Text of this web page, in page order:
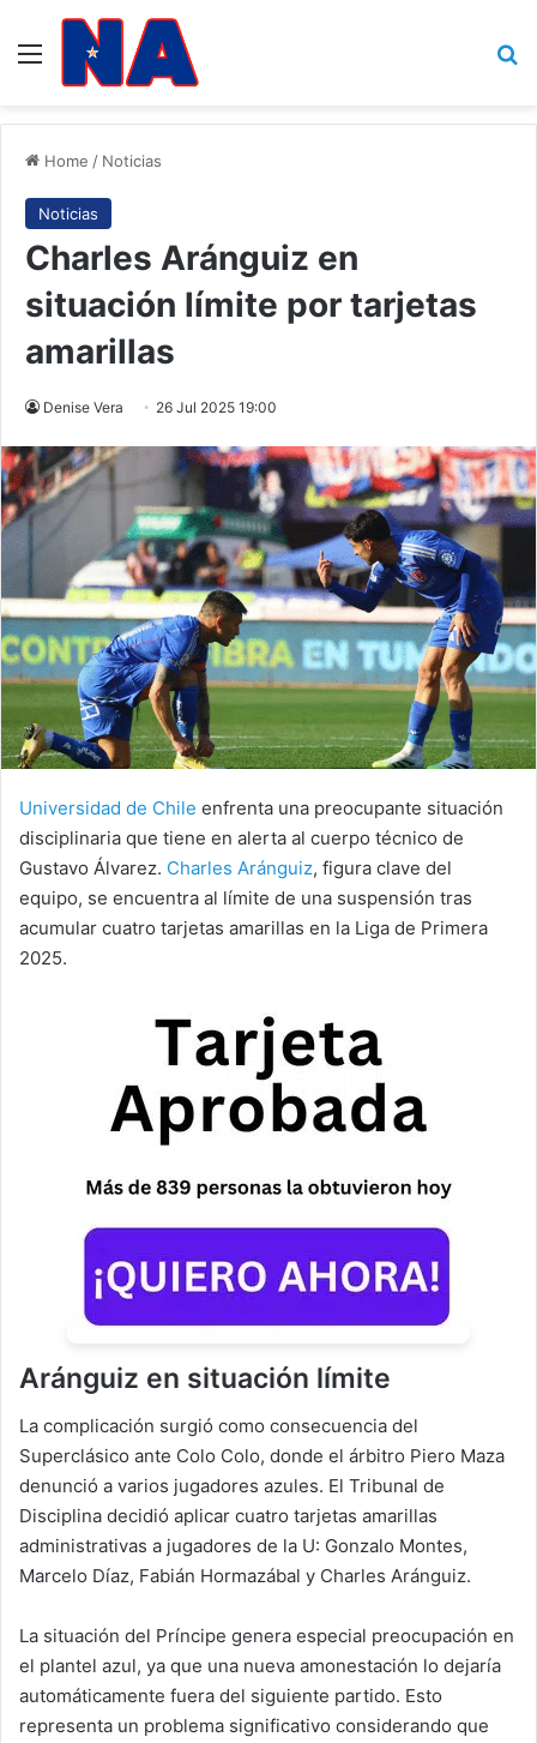
Menu
Home / Noticias
Noticias
Charles Aránguiz en
situación límite por tarjetas
amarillas
Denise Vera 26 Jul 2025 19:00
Universidad de Chile enfrenta una preocupante situación
disciplinaria que tiene en alerta al cuerpo técnico de
Gustavo Álvarez. Charles Aránguiz, figura clave del
equipo, se encuentra al límite de una suspensión tras
acumular cuatro tarjetas amarillas en la Liga de Primera
2025.
Aránguiz en situación límite
La complicación surgió como consecuencia del
Superclásico ante Colo Colo, donde el árbitro Piero Maza
denunció a varios jugadores azules. El Tribunal de
Disciplina decidió aplicar cuatro tarjetas amarillas
administrativas a jugadores de la U: Gonzalo Montes,
Marcelo Díaz, Fabián Hormazábal y Charles Aránguiz.
La situación del Príncipe genera especial preocupación en
el plantel azul, ya que una nueva amonestación lo dejaría
automáticamente fuera del siguiente partido. Esto
representa un problema significativo considerando que